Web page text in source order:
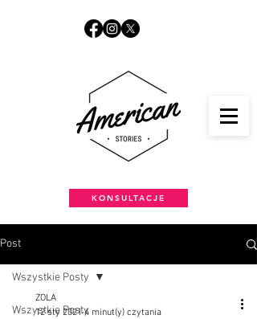
KONSULTACJE
Post
Wszystkie Posty
Wszystkie Posty
ZOLA
12 sty 2021 4 minut(y) czytania